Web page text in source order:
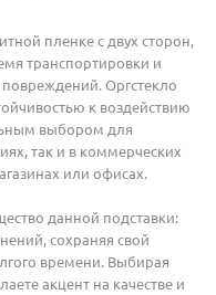
пленке с двух сторон,
транспортировки и
Оргстекло
к воздействию
выбором для
так и в коммерческих
или офисах.
данной подставки:
сохраняя свой
времени. Выбирая
акцент на качестве и